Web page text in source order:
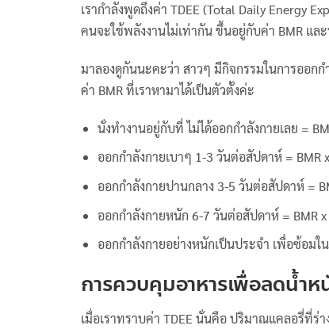
เรากำลังพูดถึงค่า TDEE (Total Daily Energy
คนจะใช้พลังงานไม่เท่ากัน ขึ้นอยู่กับค่า BMR แ
มาลองดูกันนะคะว่า สาวๆ มีกิจกรรมในการออก
ค่า BMR ที่เราหามาได้เป็นตัวตั้งค่ะ
นั่งทำงานอยู่กับที่ ไม่ได้ออกกำลังกายเลย =
ออกกำลังกายเบาๆ 1-3 วันต่อสัปดาห์ = BMR
ออกกำลังกายปานกลาง 3-5 วันต่อสัปดาห์ =
ออกกำลังกายหนัก 6-7 วันต่อสัปดาห์ = BMR x
ออกกำลังกายอย่างหนักเป็นประจำ เพื่อซ้อมใ
การควบคุมอาหารเพื่อลดน้ำห
เมื่อเราทราบค่า TDEE นั่นคือ ปริมาณแคลอรี่ที่ร่